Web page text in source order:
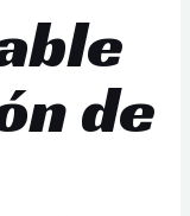
de